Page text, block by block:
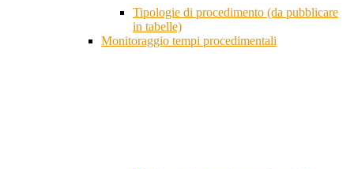
Tipologie di procedimento (da pubblicare
in tabelle)
Monitoraggio tempi procedimentali